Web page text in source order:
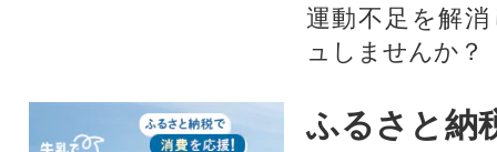
運動不足を解
ュしませんか？
ふるさと納